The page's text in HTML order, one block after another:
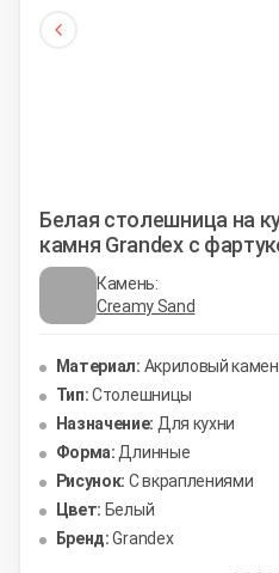
Белая столешница на
камня Grandex с
Камень:
Creamy Sand
Материал: Акриловый
Тип:Столешницы
Назначение: Для кухни
Форма: Длинные
Рисунок: С вкраплениями
Цвет: Белый
Бренд: Grandex